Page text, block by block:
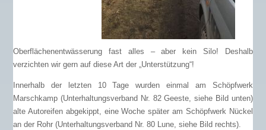
Oberflächenentwässerung fast alles – aber kein Silo! Deshalb
verzichten wir gern auf diese Art der „Unterstützung“!
Innerhalb der letzten 10 Tage wurden einmal am Schöpfwerk
Marschkamp (Unterhaltungsverband Nr. 82 Geeste, siehe Bild unten)
alte Autoreifen abgekippt, eine Woche später am Schöpfwerk Nückel
an der Rohr (Unterhaltungsverband Nr. 80 Lune, siehe Bild rechts).